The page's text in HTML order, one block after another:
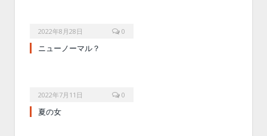
2022年8月28日 0
ニューノーマル？
2022年7月11日 0
夏の女